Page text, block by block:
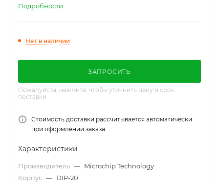
электропитание 2.7-5.5 В
Подробности
Нет в наличии
ЗАПРОСИТЬ
Пожалуйста, нажмите, чтобы уточнить цену и срок
поставки
Стоимость доставки рассчитывается автоматически
при оформлении заказа.
Характеристики
Производитель — Microchip Technology
Корпус — DIP-20